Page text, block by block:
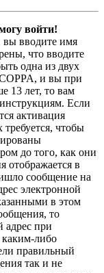
войти!
вы вводите имя
что вводите
одна из двух
и вы при
13 лет, то вам
Если
активация
чтобы
до того, как они
отображается в
сообщение на
электронной
в этом
то
адрес при
каким-либо
правильный
так и не